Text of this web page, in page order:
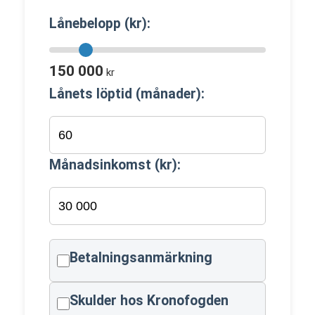
Lånebelopp (kr):
150 000 kr
Lånets löptid (månader):
Månadsinkomst (kr):
Betalningsanmärkning
Skulder hos Kronofogden